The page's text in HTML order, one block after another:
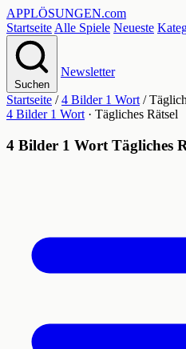
APPLÖSUNGEN.com
Startseite Alle Spiele Neueste
Suchen
Newsletter
Startseite / 4 Bilder 1 Wort /
4 Bilder 1 Wort · Tägliches Rätsel
4 Bilder 1 Wort Tägliches